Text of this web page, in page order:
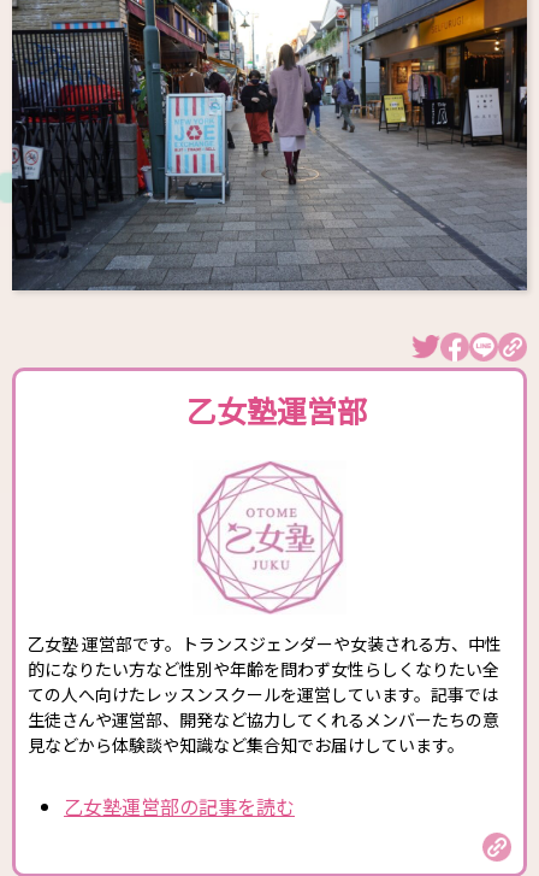
乙女塾運営部
乙女塾 運営部です。トランスジェンダーや女装される方、中性
的になりたい方など性別や年齢を問わず女性らしくなりたい全
ての人へ向けたレッスンスクールを運営しています。記事では
生徒さんや運営部、開発など協力してくれるメンバーたちの意
見などから体験談や知識など集合知でお届けしています。
乙女塾運営部の記事を読む